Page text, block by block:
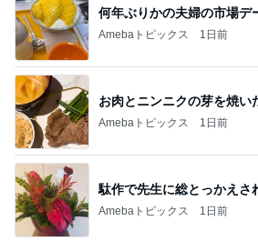
何年ぶりかの夫婦の市場デ
Amebaトピックス 1日前
お肉とニンニクの芽を焼い
Amebaトピックス 1日前
駄作で先生に総とっかえさ
Amebaトピックス 1日前